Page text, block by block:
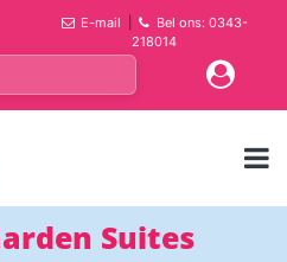
E-mail
Bel ons: 0343-
218014
Suites